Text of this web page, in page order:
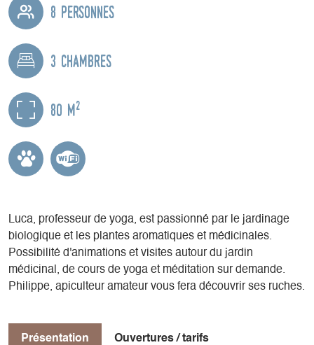
8 personnes
3 chambres
80 m2
Luca, professeur de yoga, est passionné par le jardinage
biologique et les plantes aromatiques et médicinales.
Possibilité d'animations et visites autour du jardin
médicinal, de cours de yoga et méditation sur demande.
Philippe, apiculteur amateur vous fera découvrir ses ruches.
Présentation Ouvertures / tarifs